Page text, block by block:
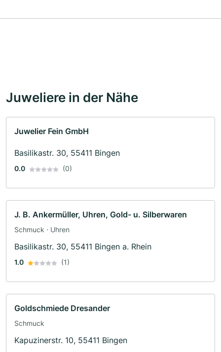
Juweliere in der Nähe
Juwelier Fein GmbH
Basilikastr. 30, 55411 Bingen
0.0 (0)
J. B. Ankermüller, Uhren, Gold- u. Silberwaren
Schmuck · Uhren
Basilikastr. 30, 55411 Bingen a. Rhein
1.0 (1)
Goldschmiede Dresander
Schmuck
Kapuzinerstr. 10, 55411 Bingen